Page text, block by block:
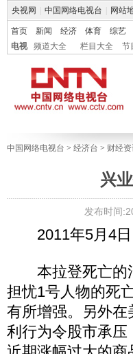
央视网 中国网络电视台 网站
首页 新闻 经济 体育 综艺
电视
频道大全 栏目大全 节
中国网络电视台 > 经济台 > 财经
兴
发布时间
2011年5月4日
本拉登死亡的消
担忧1号人物的死
有所增强。另外
利行为令股市承